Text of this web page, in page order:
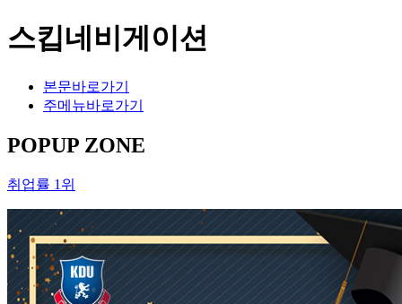
스킵네비게이션
본문바로가기
주메뉴바로가기
POPUP ZONE
취업률 1위